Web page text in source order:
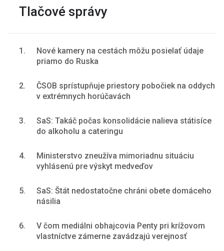
Tlačové správy
1.
Nové kamery na cestách môžu posielať údaje
priamo do Ruska
2.
ČSOB sprístupňuje priestory pobočiek na oddych
v extrémnych horúčavách
3.
SaS: Takáč počas konsolidácie nalieva státisíce
do alkoholu a cateringu
4.
Ministerstvo zneužíva mimoriadnu situáciu
vyhlásenú pre výskyt medveďov
5.
SaS: Štát nedostatočne chráni obete domáceho
násilia
6.
V čom mediálni obhajcovia Penty pri krížovom
vlastníctve zámerne zavádzajú verejnosť